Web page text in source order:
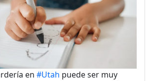
en #Utah puede ser muy